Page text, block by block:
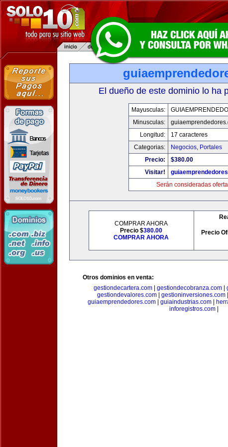
El dueño de este dominio lo ha
Mayusculas:
Minusculas:
Longitud:
17 caracteres
Categorias:
Negocios, Portales
Precio:
$380.00
Visitar!
Serán consideradas
COMPRAR AHORA
Precio $380.00
COMPRAR AHORA
Precio
Otros dominios en venta:
gestiondecartera.com| gestiondecobranza.com|
gestiondevalores.com| gestioninversiones.com|
guiaemprendedores.com
guiaindustrias.com
inforegistros.com|